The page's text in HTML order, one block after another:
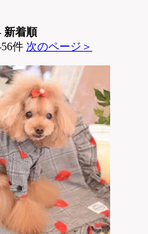
新着順
件 次のページ＞